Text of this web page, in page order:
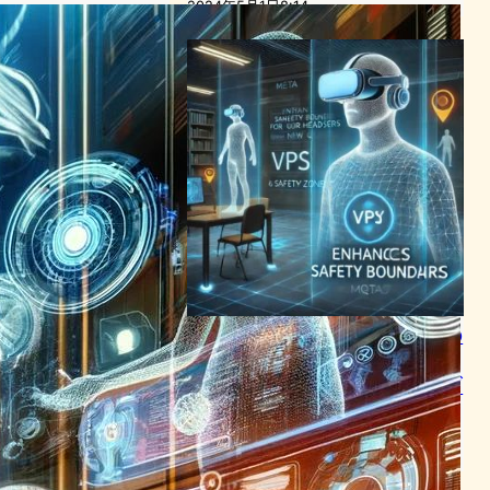
2024年5月1日8:14
MetaがQuestヘッドセットの
安全境界記憶を強化、新機能
VPS導入でVR体験がスムーズ
に
VR/ARニュース
2024年4月16日8:01